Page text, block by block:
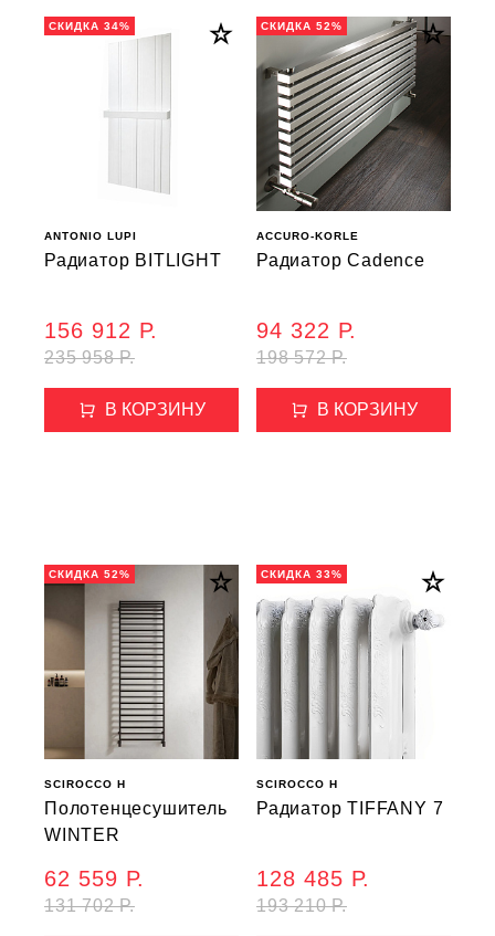
СКИДКА 34%
ANTONIO LUPI
Радиатор BITLIGHT
235 958 Р.
156 912 Р.
В КОРЗИНУ
СКИДКА 52%
ACCURO-KORLE
Радиатор Cadence
198 572 Р.
94 322 Р.
В КОРЗИНУ
СКИДКА 52%
SCIROCCO H
Полотенцесушитель
WINTER
131 702 Р.
62 559 Р.
СКИДКА 33%
SCIROCCO H
Радиатор TIFFANY 7
193 210 Р.
128 485 Р.